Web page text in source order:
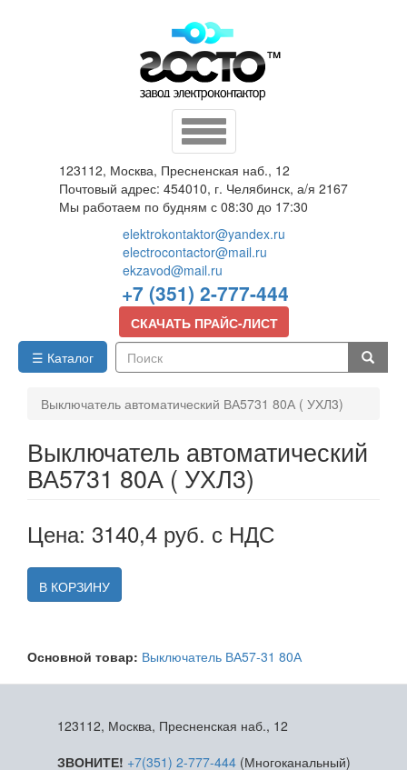
Toggle
navigation
123112, Москва, Пресненская наб., 12
Почтовый адрес: 454010, г. Челябинск, а/я 2167
Мы работаем по будням с 08:30 до 17:30
elektrokontaktor@yandex.ru
electrocontactor@mail.ru
ekzavod@mail.ru
+7 (351) 2-777-444
СКАЧАТЬ ПРАЙС-ЛИСТ
☰ Каталог
Выключатель автоматический ВА5731 80А ( УХЛ3)
Выключатель автоматический
ВА5731 80А ( УХЛ3)
Цена: 3140,4 руб. с НДС
В КОРЗИНУ
Основной товар: Выключатель ВА57-31 80А
123112, Москва, Пресненская наб., 12
ЗВОНИТЕ! +7(351) 2-777-444(Многоканальный)